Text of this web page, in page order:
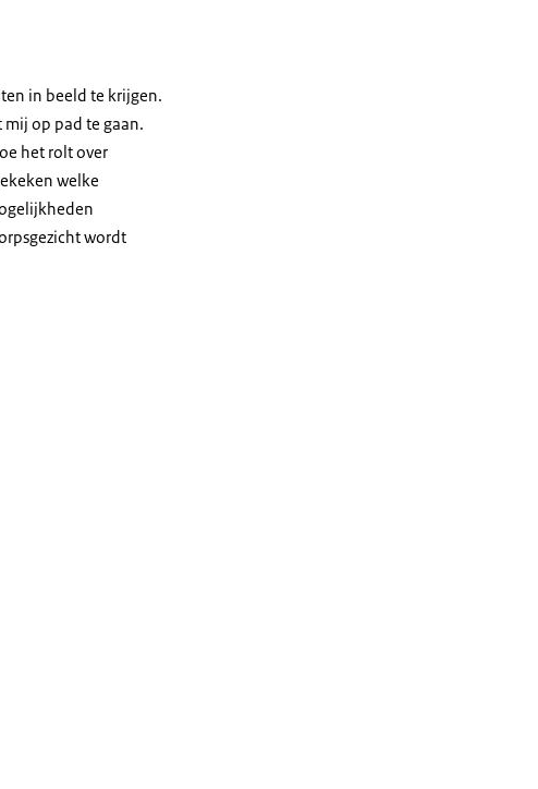
in beeld te krijgen.
op pad te gaan.
het rolt over
welke
wordt